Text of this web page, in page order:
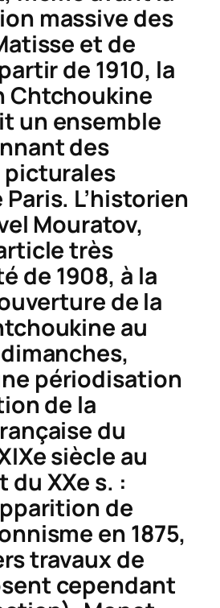
massive des
et de
de 1910, la
Chtchoukine
un ensemble
des
L’historien
Mouratov,
très
de 1908, à la
de la
au
périodisation
de la
du
siècle au
XXe s. :
de
en 1875,
travaux de
cependant